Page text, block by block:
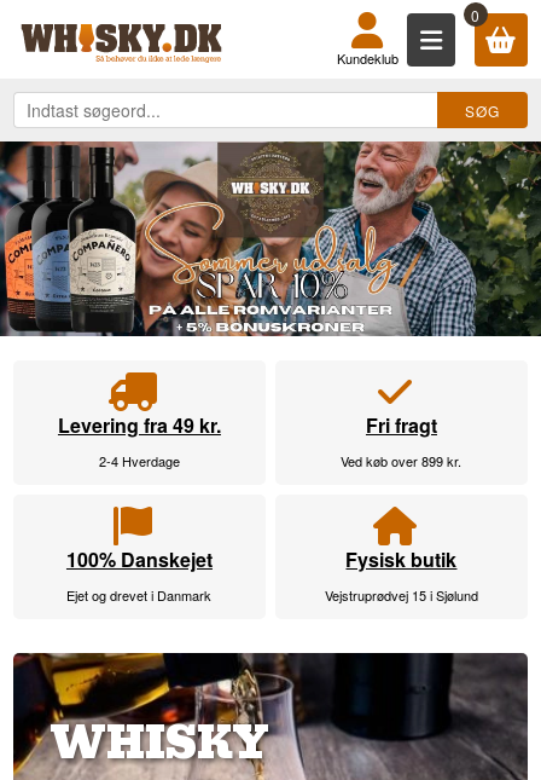
KØB DIN WHISKY, ROM, GIN, 0
Kundeklub
Levering fra 49 kr.
2-4 Hverdage
Fri fragt
Ved køb over 899 kr.
100% Danskejet
Ejet og drevet i Danmark
Fysisk butik
Vejstruprødvej 15 i Sjølund
WHISKY